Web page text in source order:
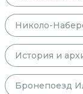
Николо-
История и
Бронепоезд